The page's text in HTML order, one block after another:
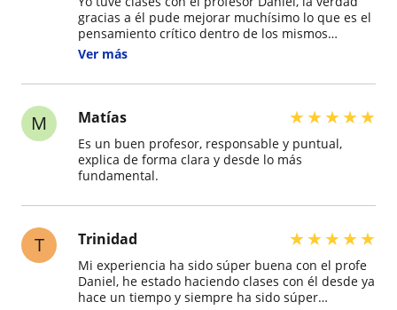
gracias a él pude mejorar muchísimo lo que es el
pensamiento crítico dentro de los mismos
ejercicios, por ejemplo juzgar a partir del
rumbo claro, pudiendo así demorar menos de 1
segundos. Definitivamente es un gran profesor
mejor para lo que es la PAES en mi experiencia
personal. Con su ayuda y gran trabajo que
tuvimos pude sacar 964 puntos en la PAES M1. Lo
excelente puntaje en la PAES. De hecho
misma PAES, por lo que al momento de llegar a
esa prueba se nos hacía todo demasiado fácil.
Ver más
M Matías ★★★★★
Es un buen profesor, responsable y puntual,
explica de forma clara y desde lo más
fundamental.
T Trinidad ★★★★★
Mi experiencia ha sido súper buena con el profe
Daniel, he estado haciendo clases con él desde ya
hace un tiempo y siempre ha sido súper